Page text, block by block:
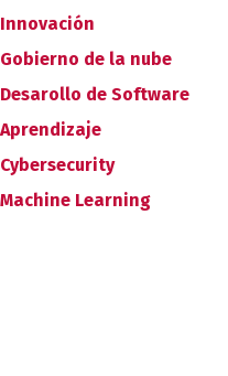
Innovación
Gobierno de la nube
Desarollo de Software
Aprendizaje
Cybersecurity
Machine Learning